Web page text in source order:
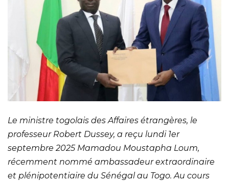
Le ministre togolais des Affaires étrangères, le
professeur Robert Dussey, a reçu lundi 1er
septembre 2025 Mamadou Moustapha Loum,
récemment nommé ambassadeur extraordinaire
et plénipotentiaire du Sénégal au Togo. Au cours